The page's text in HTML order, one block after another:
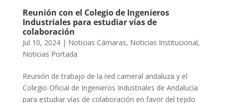
Reunión con el Colegio de Ingenieros
Industriales para estudiar vías de
colaboración
Jul 10, 2024| Noticias Cámaras, Noticias Institucional,
Noticias Portada
Reunión de trabajo de la red cameral andaluza y el
Colegio Oficial de Ingenieros Industriales de Andalucía
para estudiar vías de colaboración en favor del tejido